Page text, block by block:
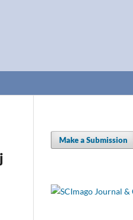
Make a Submission